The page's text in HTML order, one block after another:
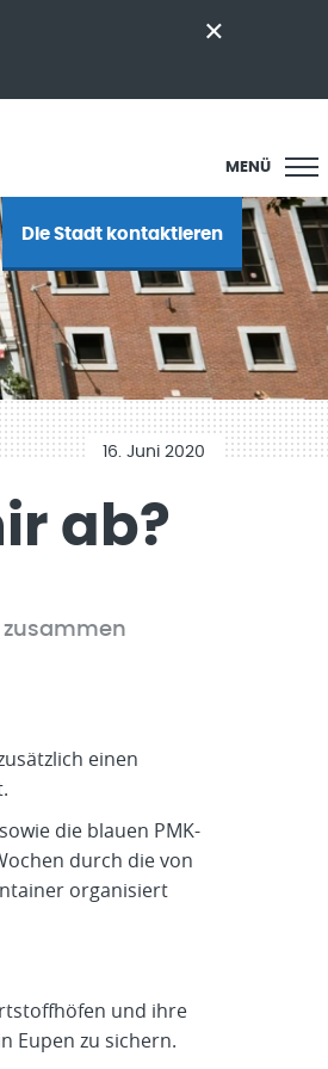
MENÜ
Die Stadt kontaktieren
16. Juni 2020
ab?
einen
die blauen PMK-
durch die von
organisiert
und ihre
Eupen zu sichern.